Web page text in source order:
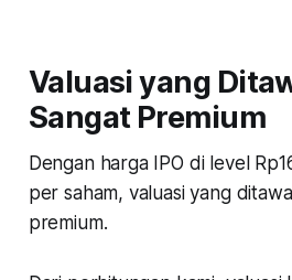
Valuasi yang
Sangat Premium
Dengan harga IPO di level
per saham, valuasi yang
premium.